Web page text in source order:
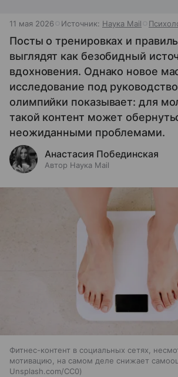
11 мая 2026 Источник: Наука Mail
Посты о тренировках и
выглядят как безобидный
вдохновения. Однако новое
исследование под
олимпийки показывает: для
такой контент может
неожиданными проблемами.
Анастасия Побединская
Автор Наука Mail
Фитнес-контент в социальных сетях,
мотивацию, на самом деле снижает
Unsplash.com/CC0